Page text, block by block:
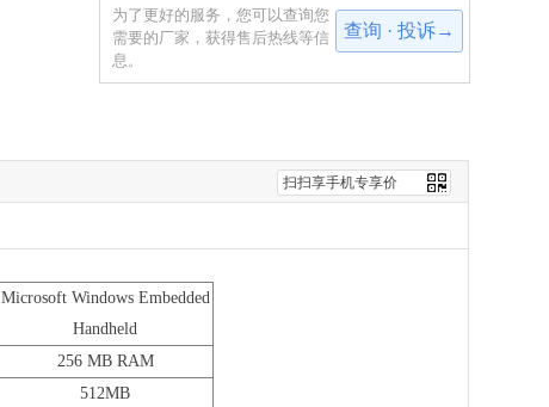
为了更好的服务，您可以查询您
需要的厂家，获得售后热线等信
息。
查询 · 投诉→
扫扫享手机专享价
Microsoft Windows Embedded
Handheld
256 MB RAM
512MB